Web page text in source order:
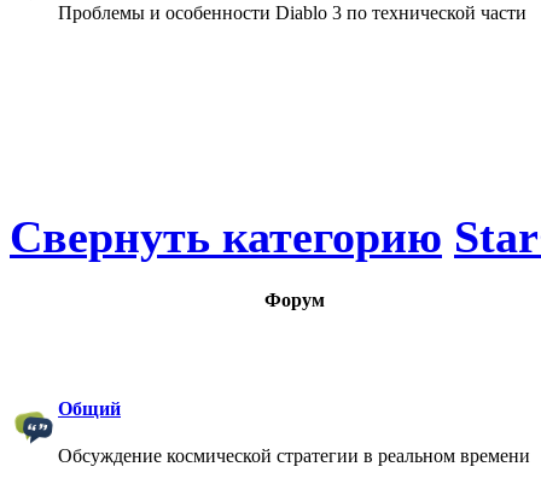
Проблемы и особенности Diablo 3 по технической части
Свернуть категорию
Форум
Общий
Обсуждение космической стратегии в реальном времени